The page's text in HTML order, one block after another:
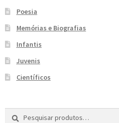
Poesia
Memórias e Biografias
Infantis
Juvenis
Científicos